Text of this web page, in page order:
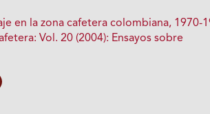
en la zona cafetera colombiana, 1970-
Vol. 20 (2004): Ensayos sobre